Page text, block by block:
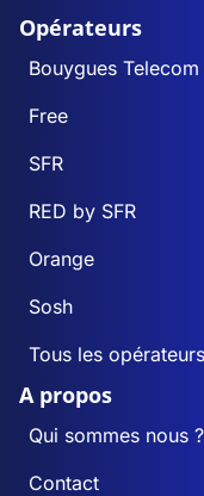
Opérateurs
Bouygues Telecom
Free
SFR
RED by SFR
Orange
Sosh
Tous les opérateurs
A propos
Qui sommes nous ?
Contact